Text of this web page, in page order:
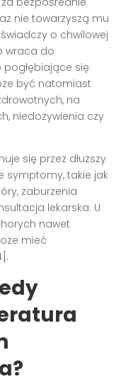
nie towarzyszą mu
o chwilowej
wraca do
pogłębiające się
być natomiast
na
niedożywienia czy
się przez dłuższy
symptomy, takie jak
zaburzenia
lekarska. U
nawet
mieć